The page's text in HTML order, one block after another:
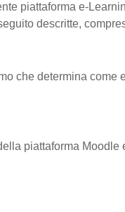
piattaforma e-
descritte,
che determina
piattaforma Moodle